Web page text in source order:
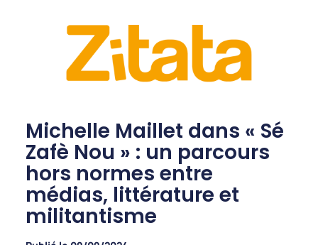
Michelle Maillet dans « Sé
Zafè Nou » : un parcours
hors normes entre
médias, littérature et
militantisme